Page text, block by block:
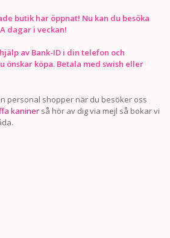
butik har öppnat! Nu kan du besöka
dagar i veckan!
av Bank-ID i din telefon och
önskar köpa. Betala med swish eller
personal shopper när du besöker oss
kaniner så hör av dig via mejl så bokar vi